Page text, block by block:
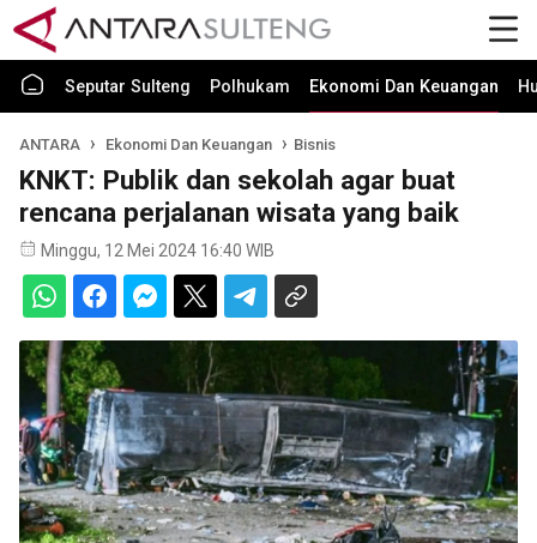
Seputar Sulteng Polhukam Ekonomi Dan Keuangan
ANTARA Ekonomi Dan Keuangan Bisnis
KNKT: Publik dan sekolah agar buat
rencana perjalanan wisata yang baik
Minggu, 12 Mei 2024 16:40 WIB